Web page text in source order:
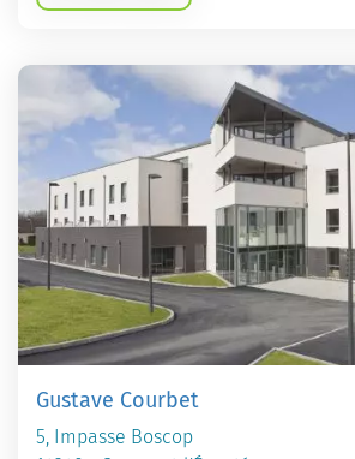
Gustave Courbet
5, Impasse Boscop